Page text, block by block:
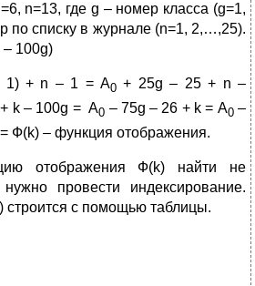
n=13, где g – номер класса (g=1,
по списку в журнале (n=1, 2,…,25).
– 100g)
+ n – 1 = A0 + 25g – 25 + n –
k – 100g = A0 – 75g – 26 + k = A0–
Ф(k) – функция отображения.
отображения Ф(k) найти не
провести индексирование.
строится с помощью таблицы.